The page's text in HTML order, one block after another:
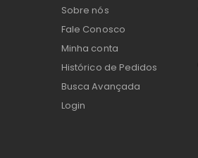
Sobre nós
Fale Conosco
Minha conta
Histórico de Pedidos
Busca Avançada
Login